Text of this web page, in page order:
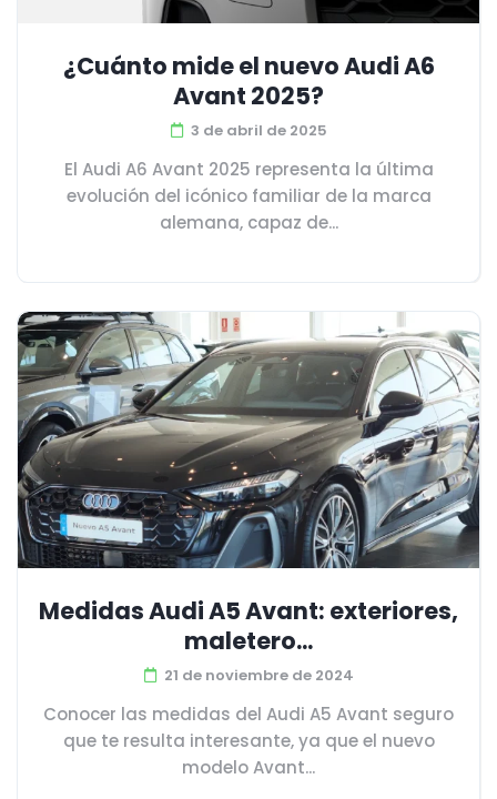
¿Cuánto mide el nuevo Audi A6
Avant 2025?
3 de abril de 2025
El Audi A6 Avant 2025 representa la última
evolución del icónico familiar de la marca
alemana, capaz de...
Medidas Audi A5 Avant: exteriores,
maletero...
21 de noviembre de 2024
Conocer las medidas del Audi A5 Avant seguro
que te resulta interesante, ya que el nuevo
modelo Avant...